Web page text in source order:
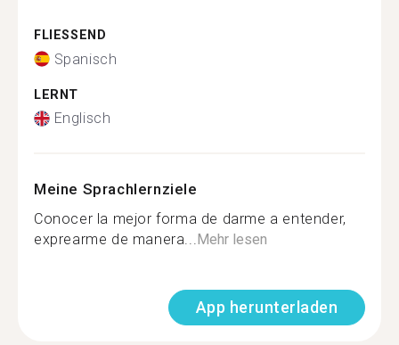
FLIESSEND
Spanisch
LERNT
Englisch
Meine Sprachlernziele
Conocer la mejor forma de darme a entender,
exprearme de manera...Mehr lesen
App herunterladen